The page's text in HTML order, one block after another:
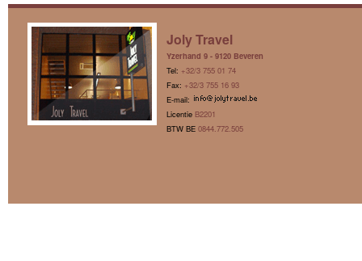
Joly Travel
Yzerhand 9 - 9120 Beveren
Tel: +32/3 755 01 74
Fax: +32/3 755 16 93
E-mail:
Licentie B2201
BTW BE 0844.772.505